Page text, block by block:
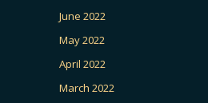
June 2022
May 2022
April 2022
March 2022